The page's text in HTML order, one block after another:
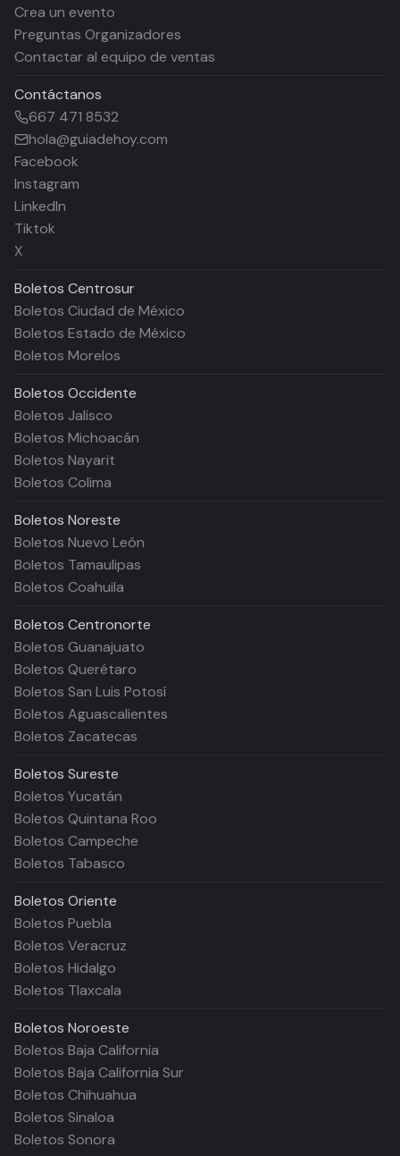
Crea un evento
Preguntas Organizadores
Contactar al equipo de ventas
Contáctanos
667 471 8532
hola@guiadehoy.com
Facebook
Instagram
LinkedIn
Tiktok
X
Boletos Centrosur
Boletos Ciudad de México
Boletos Estado de México
Boletos Morelos
Boletos Occidente
Boletos Jalisco
Boletos Michoacán
Boletos Nayarit
Boletos Colima
Boletos Noreste
Boletos Nuevo León
Boletos Tamaulipas
Boletos Coahuila
Boletos Centronorte
Boletos Guanajuato
Boletos Querétaro
Boletos San Luis Potosí
Boletos Aguascalientes
Boletos Zacatecas
Boletos Sureste
Boletos Yucatán
Boletos Quintana Roo
Boletos Campeche
Boletos Tabasco
Boletos Oriente
Boletos Puebla
Boletos Veracruz
Boletos Hidalgo
Boletos Tlaxcala
Boletos Noroeste
Boletos Baja California
Boletos Baja California Sur
Boletos Chihuahua
Boletos Sinaloa
Boletos Sonora